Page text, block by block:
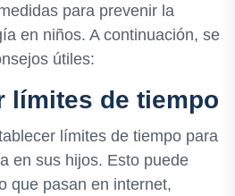
para prevenir la
en niños. A continuación, se
útiles:
límites de tiempo
límites de tiempo para
en sus hijos. Esto puede
que pasan en internet,